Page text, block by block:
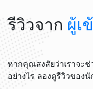
รีวิวจาก ผู้เ
หากคุณสงสัยว่าเราจะ
อย่างไร ลองดูรีวิวของนั